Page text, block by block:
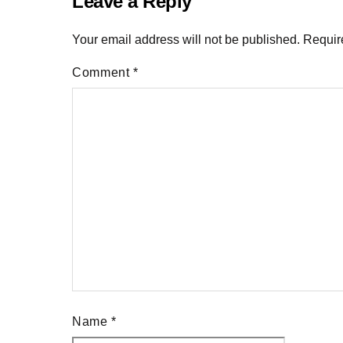
Your email address will not be published.
Comment*
Name*